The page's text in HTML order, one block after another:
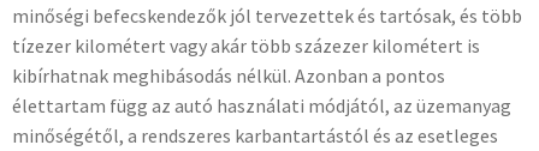
minőségi befecskendezők jól tervezettek és tartósak, és több
tízezer kilométert vagy akár több százezer kilométert is
kibírhatnak meghibásodás nélkül. Azonban a pontos
élettartam függ az autó használati módjától, az üzemanyag
minőségétől, a rendszeres karbantartástól és az esetleges